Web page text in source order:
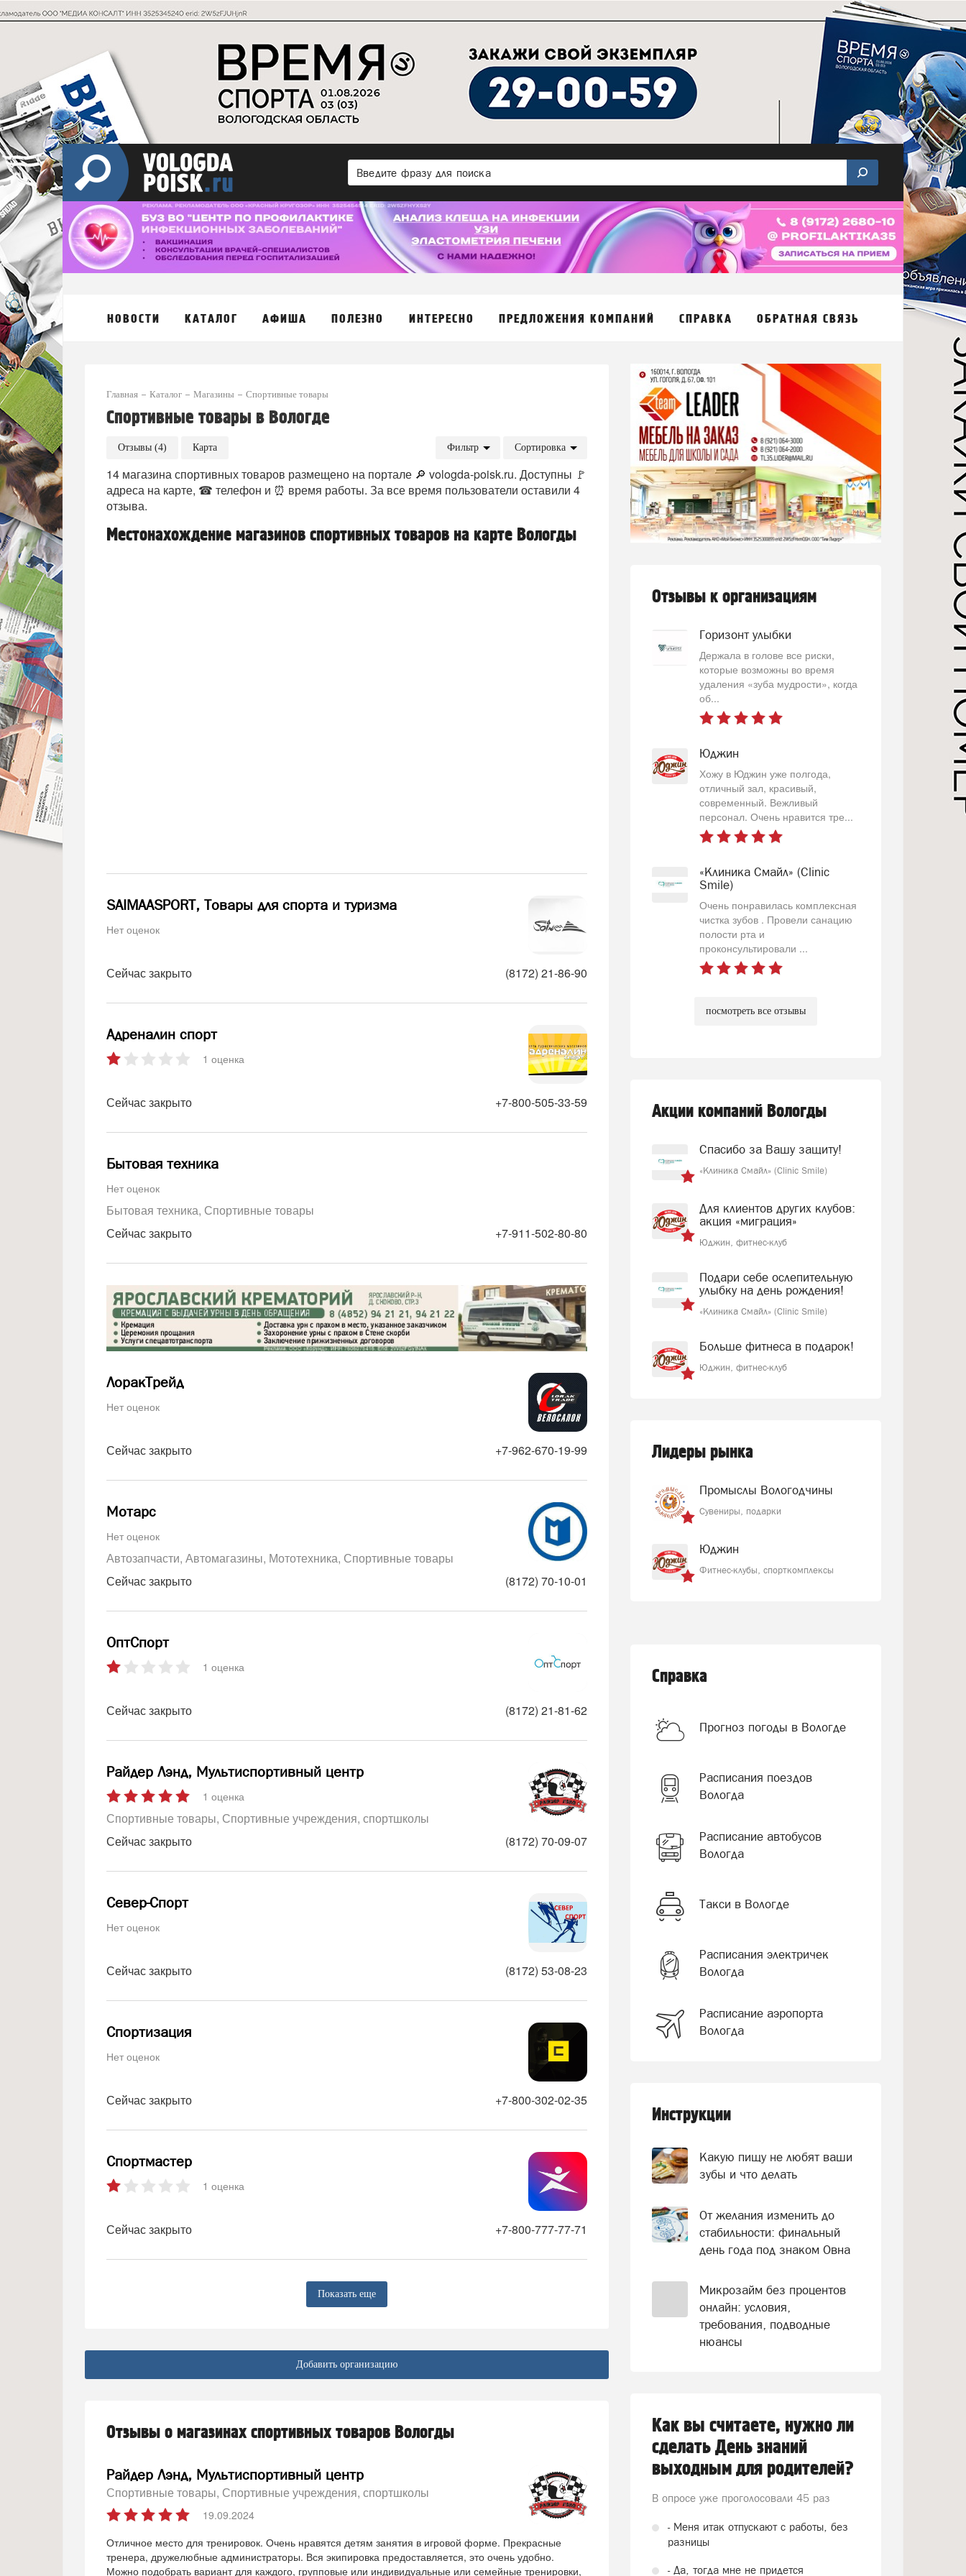
НОВОСТИ КАТАЛОГ АФИША ПОЛЕЗНО ИНТЕРЕСНО ПРЕДЛОЖЕНИЯ КОМПАНИЙ СПРАВКА ОБРАТНАЯ СВЯЗЬ
Главная Каталог Магазины Спортивные товары
Спортивные товары в Вологде
Отзывы (4) Карта Фильтр Сортировка
14 магазина спортивных товаров размещено на портале 🔎 vologda-poisk.ru. Доступны 🚩
адреса на карте, ☎ телефон и ⏰ время работы. За все время пользователи оставили 4
отзыва.
Местонахождение магазинов спортивных товаров на карте Вологды
SAIMAASPORT, Товары для спорта и туризма
Нет оценок
Сейчас закрыто (8172) 21-86-90
Адреналин спорт
1 оценка
Сейчас закрыто +7-800-505-33-59
Бытовая техника
Нет оценок
Бытовая техника Спортивные товары
Сейчас закрыто
+7-911-502-80-80
ЛоракТрейд
Нет оценок
Сейчас закрыто +7-962-670-19-99
Мотарс
Нет оценок
Автозапчасти Автомагазины Мототехника Спортивные товары
Сейчас закрыто
(8172) 70-10-01
ОптСпорт
1 оценка
Сейчас закрыто (8172) 21-81-62
Райдер Лэнд, Мультиспортивный центр
1 оценка
Спортивные товары Спортивные учреждения, спортшколы
Сейчас закрыто
(8172) 70-09-07
Север-Спорт
Нет оценок
Сейчас закрыто (8172) 53-08-23
Спортизация
Нет оценок
Сейчас закрыто +7-800-302-02-35
Спортмастер
1 оценка
Сейчас закрыто +7-800-777-77-71
Показать еще
Добавить организацию
Отзывы о магазинах спортивных товаров Вологды
Райдер Лэнд, Мультиспортивный центр
Спортивные товары Спортивные учреждения, спортшколы
19.09.2024
Отличное место для тренировок. Очень нравятся детям занятия в игровой форме. Прекрасные
тренера, дружелюбные администраторы. Вся экипировка предоставляется, это очень удобно.
Можно подобрать вариант для каждого, групповые или индивидуальные или семейные тренировки,
Отзывы к организациям
Горизонт улыбки
Держала в голове все риски,
которые возможны во время
удаления «зуба мудрости», когда
об...
Юджин
Хожу в Юджин уже полгода,
отличный зал, красивый,
современный. Вежливый
персонал. Очень нравится тре...
«Клиника Смайл» (Clinic
Smile)
Очень понравилась комплексная
чистка зубов . Провели санацию
полости рта и
проконсультировали ...
посмотреть все отзывы
Акции компаний Вологды
Спасибо за Вашу защиту!
«Клиника Смайл» (Clinic Smile)
Для клиентов других клубов:
акция «миграция»
Юджин, фитнес-клуб
Подари себе ослепительную
улыбку на день рождения!
«Клиника Смайл» (Clinic Smile)
Больше фитнеса в подарок!
Юджин, фитнес-клуб
Лидеры рынка
Промыслы Вологодчины
Сувениры, подарки
Юджин
Фитнес-клубы, спорткомплексы
Справка
Прогноз погоды в Вологде
Расписания поездов
Вологда
Расписание автобусов
Вологда
Такси в Вологде
Расписания электричек
Вологда
Расписание аэропорта
Вологда
Инструкции
Какую пищу не любят ваши
зубы и что делать
От желания изменить до
стабильности: финальный
день года под знаком Овна
Микрозайм без процентов
онлайн: условия,
требования, подводные
нюансы
Как вы считаете, нужно ли
сделать День знаний
выходным для родителей?
В опросе уже проголосовали 45 раз
- Меня итак отпускают с работы, без
разницы
- Да, тогда мне не придется